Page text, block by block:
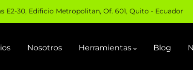
E2-30, Edificio Metropolitan, Of. 601, Quito - Ecuador
Nosotros Herramientas Blog